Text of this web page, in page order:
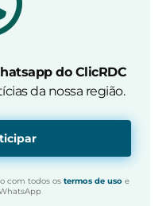
do ClicRDC
da nossa região.
com todos os termos de usoe